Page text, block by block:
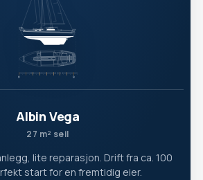
Albin Vega
27 m² seil
lite reparasjon. Drift fra ca. 100
start for en fremtidig eier.